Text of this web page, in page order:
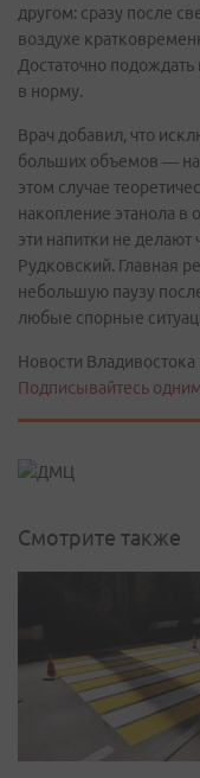
другом: сразу после
воздухе
Достаточно подождать
в норму.
Врач добавил, что
больших объемов —
этом случае
накопление этанола в
эти напитки не
Рудковский. Главная
небольшую паузу
любые спорные
Новости Владивостока
Подписывайтесь
Смотрите также